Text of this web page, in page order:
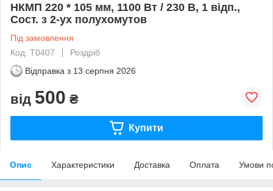
НКМП 220 * 105 мм, 1100 Вт / 230 В, 1 відп.,
Сост. з 2-ух полухомутов
Під замовлення
Код: Т0407
Роздріб
Відправка з 13 серпня 2026
від 500 ₴
Купити
Опис Характеристики Доставка Оплата Умови